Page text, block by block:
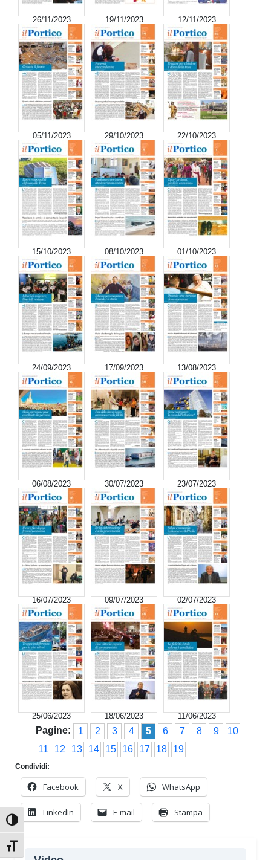
Attiva/disattiva alto contrasto
Attiva/disattiva dimensione testo
26/11/2023 19/11/2023 12/11/2023
05/11/2023 29/10/2023 22/10/2023
15/10/2023 08/10/2023 01/10/2023
24/09/2023 17/09/2023 13/08/2023
06/08/2023 30/07/2023 23/07/2023
16/07/2023 09/07/2023 02/07/2023
25/06/2023 18/06/2023 11/06/2023
Pagine: 1 2 3 4 5 6 7 8 9
10
11
12 13 14 15 16 17 18 19
Condividi:
Facebook X WhatsApp
LinkedIn E-mail Stampa